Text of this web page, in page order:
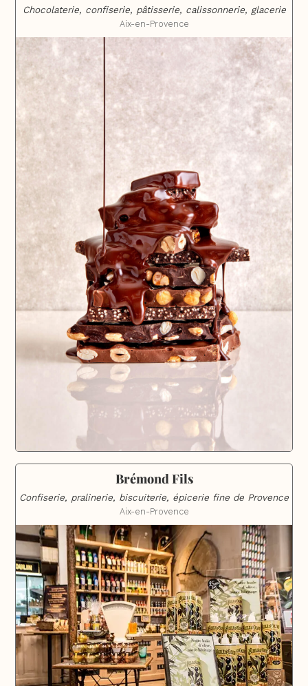
Chocolaterie, confiserie, pâtisserie, calissonnerie, glacerie
Aix-en-Provence
Brémond Fils
Confiserie, pralinerie, biscuiterie, épicerie fine de Provence
Aix-en-Provence